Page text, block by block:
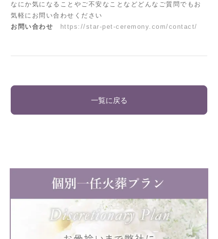
なにか気になることやご不安なことなどどんなご質問でもお
気軽にお問い合わせください
お問い合わせ
https://star-pet-ceremony.com/contact/
一覧に戻る